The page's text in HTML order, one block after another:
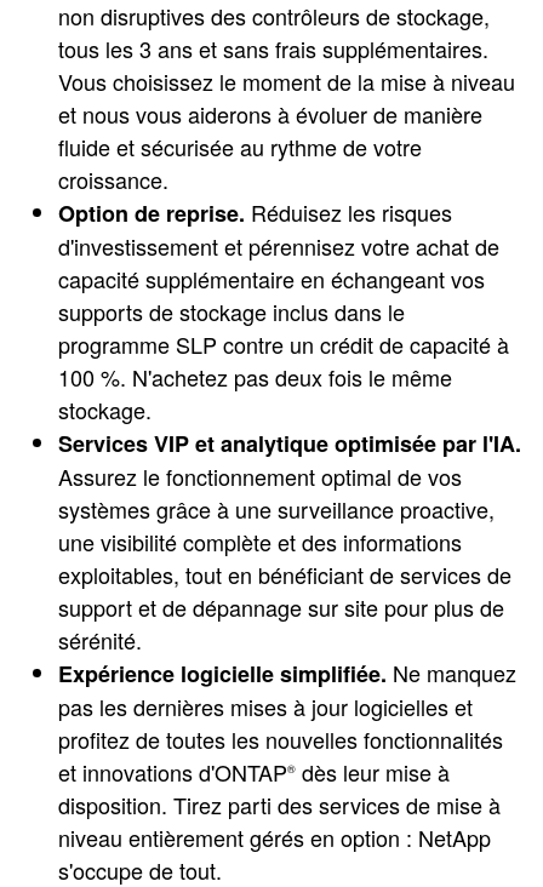
non disruptives des contrôleurs de stockage,
tous les 3 ans et sans frais supplémentaires.
Vous choisissez le moment de la mise à niveau
et nous vous aiderons à évoluer de manière
fluide et sécurisée au rythme de votre
croissance.
Option de reprise. Réduisez les risques
d'investissement et pérennisez votre achat de
capacité supplémentaire en échangeant vos
supports de stockage inclus dans le
programme SLP contre un crédit de capacité à
100 %. N'achetez pas deux fois le même
stockage.
Services VIP et analytique optimisée par l'IA.
Assurez le fonctionnement optimal de vos
systèmes grâce à une surveillance proactive,
une visibilité complète et des informations
exploitables, tout en bénéficiant de services de
support et de dépannage sur site pour plus de
sérénité.
Expérience logicielle simplifiée. Ne manquez
pas les dernières mises à jour logicielles et
profitez de toutes les nouvelles fonctionnalités
et innovations d'ONTAP® dès leur mise à
disposition. Tirez parti des services de mise à
niveau entièrement gérés en option : NetApp
s'occupe de tout.